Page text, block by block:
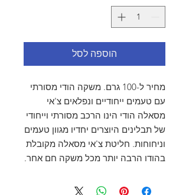
הוספה לסל
מחיר ל-100 גרם. משקה הודי מסורתי
עם טעמים ייחודיים ונפלאים צ'אי
מסאלה הודי הינו הרכב מסורתי וייחודי
של תבלינים היוצרים יחדיו מגוון טעמים
וניחוחות. חליטת צ'אי מסאלה מקובלת
בהודו הרבה יותר מכל משקה חם אחר.